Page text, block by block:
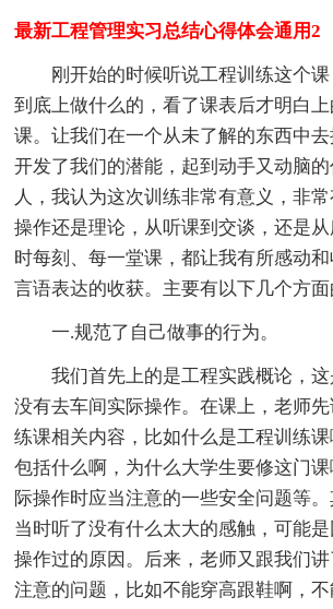
最新工程管理实习总结心得体会通用2
刚开始的时候听说工程训练这个
到底上做什么的，看了课表后才明白
课。让我们在一个从未了解的东西中
开发了我们的潜能，起到动手又动脑
人，我认为这次训练非常有意义，非
操作还是理论，从听课到交谈，还是
时每刻、每一堂课，都让我有所感动
言语表达的收获。主要有以下几个方面
一.规范了自己做事的行为。
我们首先上的是工程实践概论，这
没有去车间实际操作。在课上，老师先
练课相关内容，比如什么是工程训练
包括什么啊，为什么大学生要修这门
际操作时应当注意的一些安全问题等
当时听了没有什么太大的感触，可能
操作过的原因。后来，老师又跟我们
注意的问题，比如不能穿高跟鞋啊，